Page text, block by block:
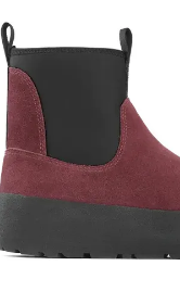
bemærkede jeg,
tyndt, hvilket jeg
ellers gode til